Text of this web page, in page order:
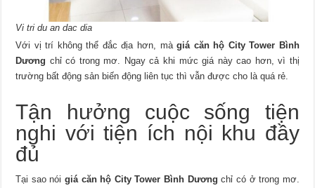
Vi tri du an dac dia
Với vị trí không thể đắc địa hơn, màgiá căn hộ City Tower Bình
Dương chỉ có trong mơ. Ngay cả khi mức giá này cao hơn, vì thị
trường bất động sản biến động liên tục thì vẫn được cho là quá rẻ.
Tận hưởng cuộc sống tiện
nghi với tiện ích nội khu đầy
đủ
Tại sao nói giá căn hộ City Tower Bình Dương chỉ có ở trong mơ.